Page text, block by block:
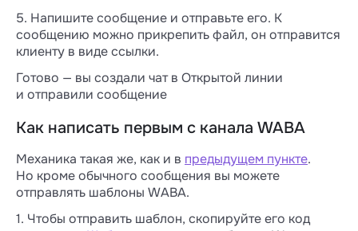
5. Напишите сообщение и отправьте его. К
сообщению можно прикрепить файл, он отправится
клиенту в виде ссылки.
Готово — вы создали чат в Открытой линии
и отправили сообщение
Как написать первым с канала WABA
Механика такая же, как и в предыдущем пункте.
Но кроме обычного сообщения вы можете
отправлять шаблоны WABA.
1. Чтобы отправить шаблон, скопируйте его код